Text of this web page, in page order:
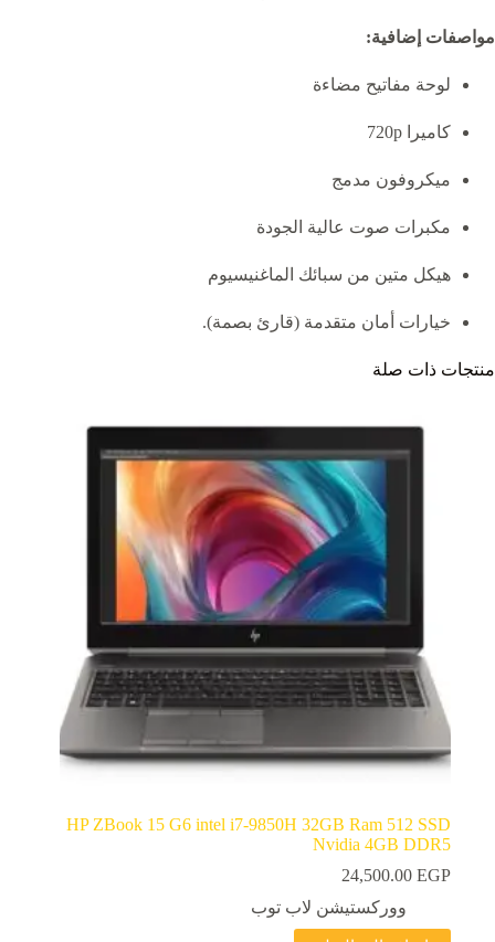
مواصفات إضافية:
لوحة مفاتيح مضاءة
كاميرا 720p
ميكروفون مدمج
مكبرات صوت عالية الجودة
هيكل متين من سبائك الماغنيسيوم
خيارات أمان متقدمة (قارئ بصمة).
منتجات ذات صلة
HP ZBook 15 G6 intel i7-9850H 32GB Ram 512 SSD
Nvidia 4GB DDR5
24,500.00 EGP
ووركستيشن لاب توب